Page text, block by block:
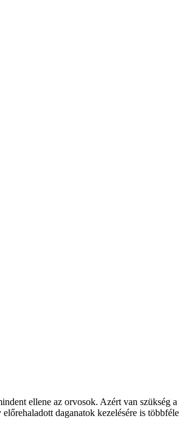
ellene az orvosok. Azért van szükség a
daganatok kezelésére is többféle